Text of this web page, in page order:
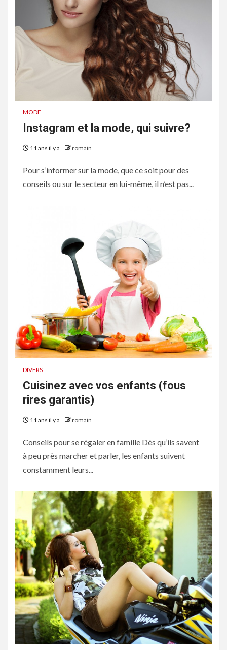
MODE
Instagram et la mode, qui suivre?
11 ans il y a romain
Pour s’informer sur la mode, que ce soit pour des
conseils ou sur le secteur en lui-même, il n’est pas...
DIVERS
Cuisinez avec vos enfants (fous
rires garantis)
11 ans il y a romain
Conseils pour se régaler en famille Dès qu’ils savent
à peu près marcher et parler, les enfants suivent
constamment leurs...